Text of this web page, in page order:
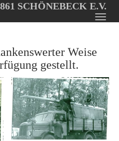
SCHÖNEBECK E.V.
Weise
gestellt.